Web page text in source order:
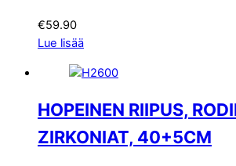
€59.90
Lue lisää
HOPEINEN RIIPUS,
ZIRKONIAT, 40+5CM